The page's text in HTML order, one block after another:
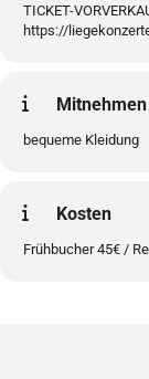
TICKET-
https://
Mitnehmen
bequeme Kleidung
Kosten
Frühbucher 45€ /